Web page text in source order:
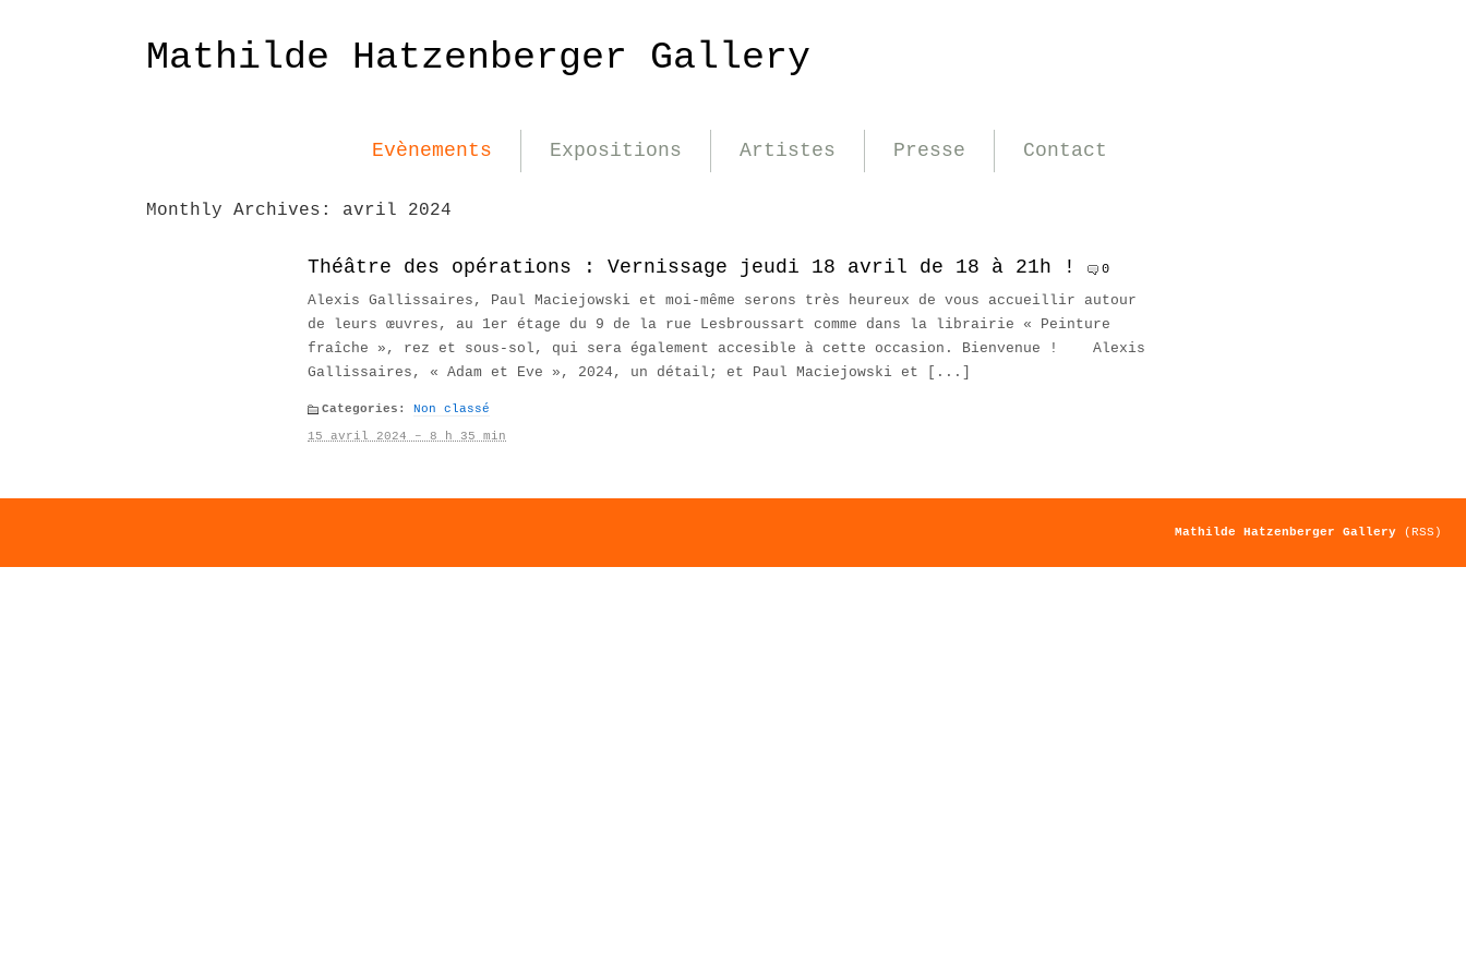
Mathilde Hatzenberger Gallery
Evènements Expositions Artistes Presse Contact
Monthly Archives: avril 2024
Théâtre des opérations : Vernissage jeudi 18 avril de 18 à 21h ! 0
Alexis Gallissaires, Paul Maciejowski et moi-même serons très heureux de vous accueillir autour
de leurs œuvres, au 1er étage du 9 de la rue Lesbroussart comme dans la librairie « Peinture
fraîche », rez et sous-sol, qui sera également accesible à cette occasion. Bienvenue ! Alexis
Gallissaires, « Adam et Eve », 2024, un détail; et Paul Maciejowski et [...]
Categories: Non classé
15 avril 2024 – 8 h 35 min
Mathilde Hatzenberger Gallery (RSS)